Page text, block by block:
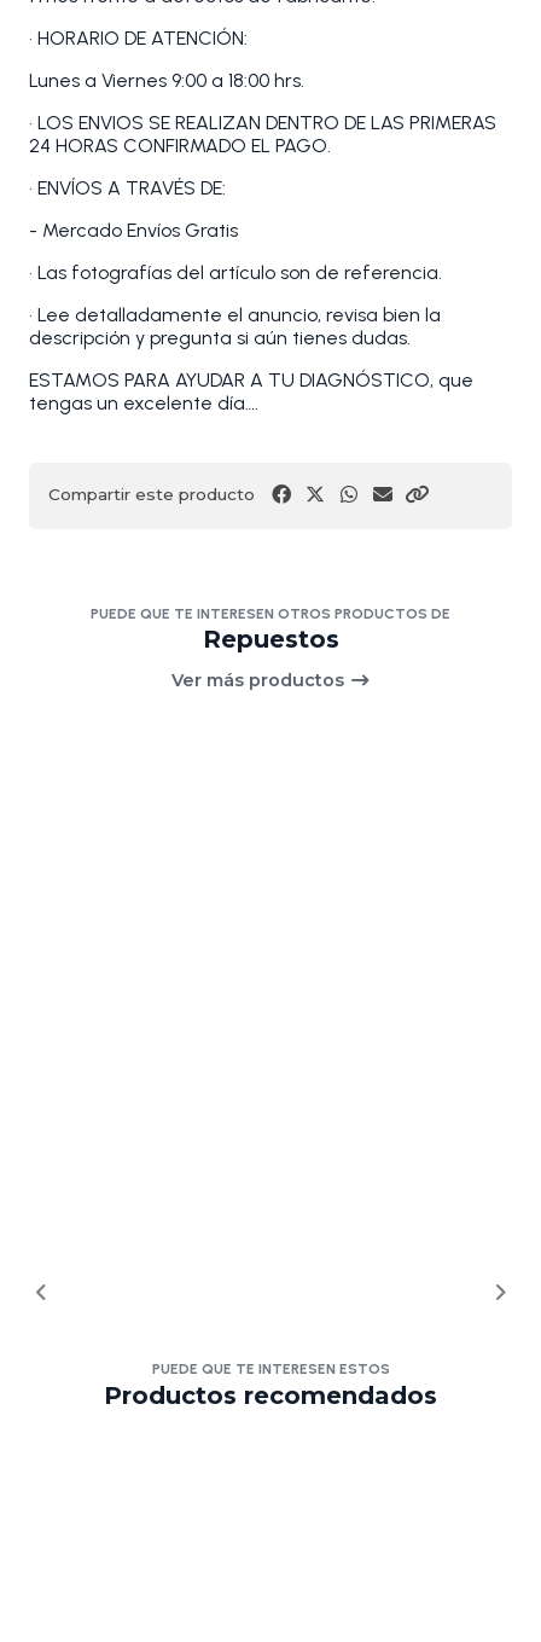
• HORARIO DE ATENCIÓN:
Lunes a Viernes 9:00 a 18:00 hrs.
• LOS ENVIOS SE REALIZAN DENTRO DE LAS PRIMERAS
24 HORAS CONFIRMADO EL PAGO.
• ENVÍOS A TRAVÉS DE:
- Mercado Envíos Gratis
• Las fotografías del artículo son de referencia.
• Lee detalladamente el anuncio, revisa bien la
descripción y pregunta si aún tienes dudas.
ESTAMOS PARA AYUDAR A TU DIAGNÓSTICO, que
tengas un excelente día….
Compartir este producto
PUEDE QUE TE INTERESEN OTROS PRODUCTOS DE
Repuestos
Ver más productos
PUEDE QUE TE INTERESEN ESTOS
Productos recomendados